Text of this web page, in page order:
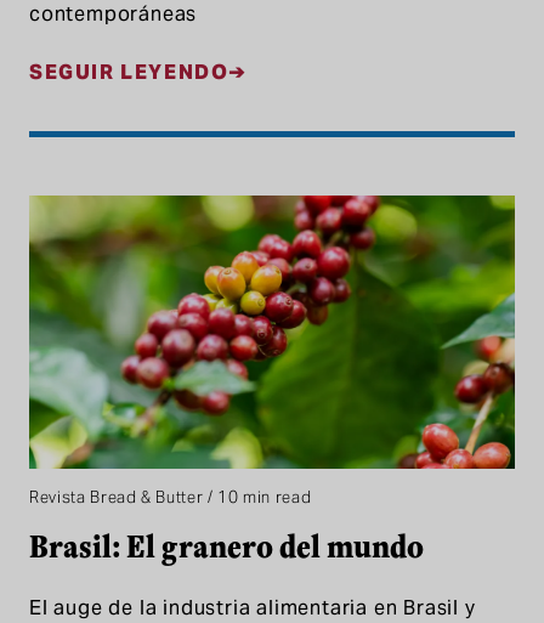
contemporáneas
SEGUIR LEYENDO
Revista Bread & Butter / 10 min read
Brasil: El granero del mundo
El auge de la industria alimentaria en Brasil y